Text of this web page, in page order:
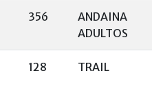
356
ANDAINA
ADULTOS
128 TRAIL